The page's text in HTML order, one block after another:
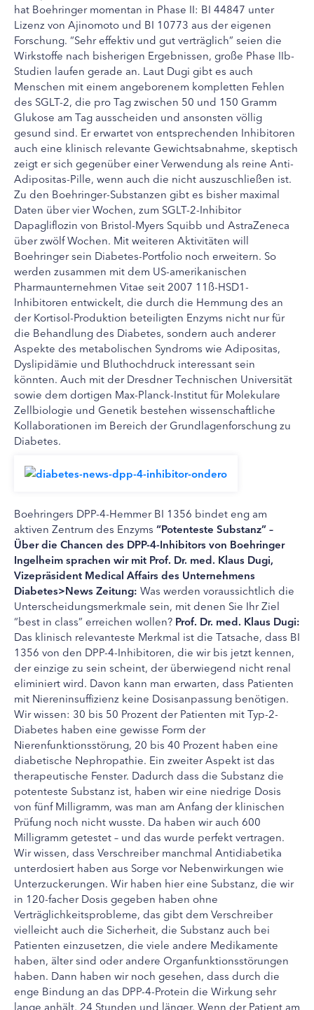
hat Boehringer momentan in Phase II: BI 44847 unter
Lizenz von Ajinomoto und BI 10773 aus der eigenen
Forschung. “Sehr effektiv und gut verträglich” seien die
Wirkstoffe nach bisherigen Ergebnissen, große Phase IIb-
Studien laufen gerade an. Laut Dugi gibt es auch
Menschen mit einem angeborenem kompletten Fehlen
des SGLT-2, die pro Tag zwischen 50 und 150 Gramm
Glukose am Tag ausscheiden und ansonsten völlig
gesund sind. Er erwartet von entsprechenden Inhibitoren
auch eine klinisch relevante Gewichtsabnahme, skeptisch
zeigt er sich gegenüber einer Verwendung als reine Anti-
Adipositas-Pille, wenn auch die nicht auszuschließen ist.
Zu den Boehringer-Substanzen gibt es bisher maximal
Daten über vier Wochen, zum SGLT-2-Inhibitor
Dapagliflozin von Bristol-Myers Squibb und AstraZeneca
über zwölf Wochen. Mit weiteren Aktivitäten will
Boehringer sein Diabetes-Portfolio noch erweitern. So
werden zusammen mit dem US-amerikanischen
Pharmaunternehmen Vitae seit 2007 11ß-HSD1-
Inhibitoren entwickelt, die durch die Hemmung des an
der Kortisol-Produktion beteiligten Enzyms nicht nur für
die Behandlung des Diabetes, sondern auch anderer
Aspekte des metabolischen Syndroms wie Adipositas,
Dyslipidämie und Bluthochdruck interessant sein
könnten. Auch mit der Dresdner Technischen Universität
sowie dem dortigen Max-Planck-Institut für Molekulare
Zellbiologie und Genetik bestehen wissenschaftliche
Kollaborationen im Bereich der Grundlagenforschung zu
Diabetes.
Boehringers DPP-4-Hemmer BI 1356 bindet eng am
aktiven Zentrum des Enzyms “Potenteste Substanz” –
Über die Chancen des DPP-4-Inhibitors von Boehringer
Ingelheim sprachen wir mit Prof. Dr. med. Klaus Dugi,
Vizepräsident Medical Affairs des Unternehmens
Diabetes>News Zeitung: Was werden voraussichtlich die
Unterscheidungsmerkmale sein, mit denen Sie Ihr Ziel
“best in class” erreichen wollen? Prof. Dr. med. Klaus Dugi:
Das klinisch relevanteste Merkmal ist die Tatsache, dass BI
1356 von den DPP-4-Inhibitoren, die wir bis jetzt kennen,
der einzige zu sein scheint, der überwiegend nicht renal
eliminiert wird. Davon kann man erwarten, dass Patienten
mit Niereninsuffizienz keine Dosisanpassung benötigen.
Wir wissen: 30 bis 50 Prozent der Patienten mit Typ-2-
Diabetes haben eine gewisse Form der
Nierenfunktionsstörung, 20 bis 40 Prozent haben eine
diabetische Nephropathie. Ein zweiter Aspekt ist das
therapeutische Fenster. Dadurch dass die Substanz die
potenteste Substanz ist, haben wir eine niedrige Dosis
von fünf Milligramm, was man am Anfang der klinischen
Prüfung noch nicht wusste. Da haben wir auch 600
Milligramm getestet – und das wurde perfekt vertragen.
Wir wissen, dass Verschreiber manchmal Antidiabetika
unterdosiert haben aus Sorge vor Nebenwirkungen wie
Unterzuckerungen. Wir haben hier eine Substanz, die wir
in 120-facher Dosis gegeben haben ohne
Verträglichkeitsprobleme, das gibt dem Verschreiber
vielleicht auch die Sicherheit, die Substanz auch bei
Patienten einzusetzen, die viele andere Medikamente
haben, älter sind oder andere Organfunktionsstörungen
haben. Dann haben wir noch gesehen, dass durch die
enge Bindung an das DPP-4-Protein die Wirkung sehr
lange anhält, 24 Stunden und länger. Wenn der Patient am